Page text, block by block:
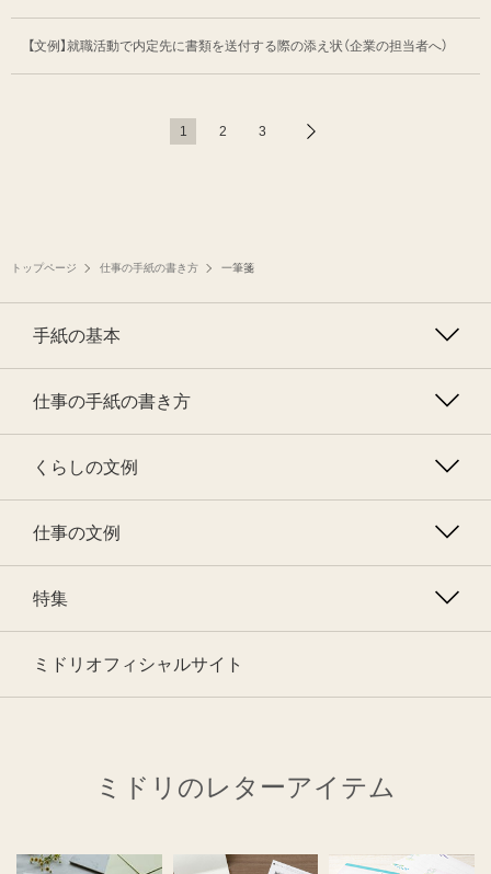
【文例】就職活動で内定先に書類を送付する際の添え状（企業の担当者へ）
1 2 3
トップページ 仕事の手紙の書き方 一筆箋
手紙の基本
仕事の手紙の書き方
くらしの文例
仕事の文例
特集
ミドリオフィシャルサイト
ミドリのレターアイテム